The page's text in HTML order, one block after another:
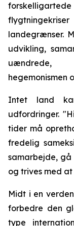
landegrænser.
udvikling,
uændrede,
hegemonismen
Intet land
udfordringer.
tider må
fredelig
samarbejde, gå
og trives med
Midt i en
forbedre den
type